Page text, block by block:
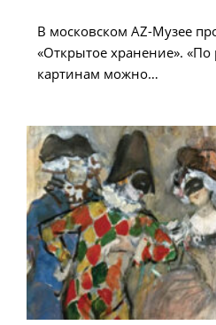
В московском AZ-Музее
«Открытое хранение».
картинам можно…